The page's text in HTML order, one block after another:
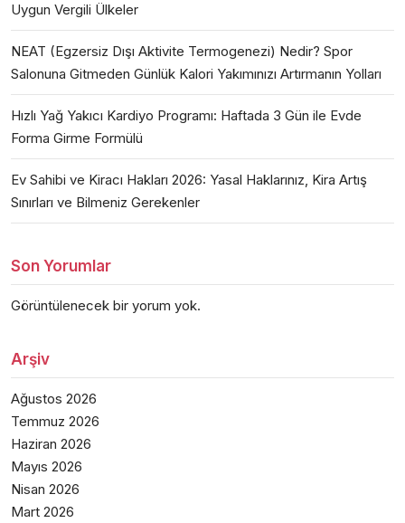
Uygun Vergili Ülkeler
NEAT (Egzersiz Dışı Aktivite Termogenezi) Nedir? Spor
Salonuna Gitmeden Günlük Kalori Yakımınızı Artırmanın Yolları
Hızlı Yağ Yakıcı Kardiyo Programı: Haftada 3 Gün ile Evde
Forma Girme Formülü
Ev Sahibi ve Kiracı Hakları 2026: Yasal Haklarınız, Kira Artış
Sınırları ve Bilmeniz Gerekenler
Son Yorumlar
Görüntülenecek bir yorum yok.
Arşiv
Ağustos 2026
Temmuz 2026
Haziran 2026
Mayıs 2026
Nisan 2026
Mart 2026